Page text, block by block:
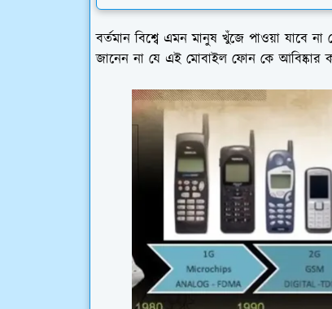
বর্তমান বিশ্বে এমন মানুষ খুঁজে পাওয়া যাবে
জানেন না যে এই মোবাইল ফোন কে আবিষ্কার